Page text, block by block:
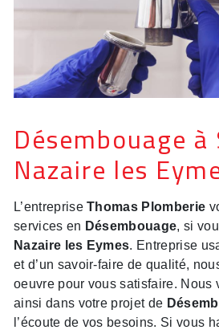
Désembouage
Nazaire les
L’entrepriseThomas Plomberie
services en Désembouage, si
Nazaire les Eymes. Entreprise
et d’un savoir-faire de qualité,
oeuvre pour vous satisfaire. Nous
ainsi dans votre projet de
l’écoute de vos besoins. Si vous